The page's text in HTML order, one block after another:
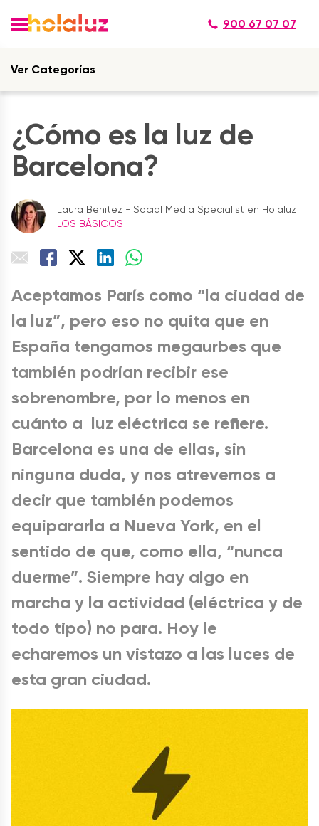
900 67 07 07
Ver Categorías
¿Cómo es la luz de
Barcelona?
Laura Benitez - Social Media Specialist en Holaluz
LOS BÁSICOS
Aceptamos París como “la ciudad de
la luz”, pero eso no quita que en
España tengamos megaurbes que
también podrían recibir ese
sobrenombre, por lo menos en
cuánto a luz eléctrica se refiere.
Barcelona es una de ellas, sin
ninguna duda, y nos atrevemos a
decir que también podemos
equipararla a Nueva York, en el
sentido de que, como ella, “nunca
duerme”. Siempre hay algo en
marcha y la actividad (eléctrica y de
todo tipo) no para. Hoy le
echaremos un vistazo a las luces de
esta gran ciudad.